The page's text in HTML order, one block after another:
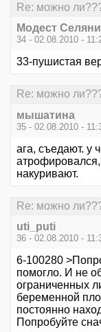
Re: можно
Модест
34 - 02.08.2010 -
33-пушистая
Re: можно
мышатина
35 - 02.08.2010 -
ага, съедают. у
накуривают.
Re: можно
uti_puti
36 - 02.08.2010 -
6-100280
помогло. И не
ограниченных
беременной
постоянно
Попробуйте